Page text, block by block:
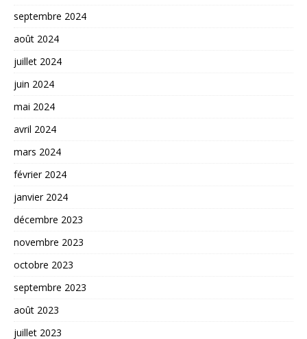
septembre 2024
août 2024
juillet 2024
juin 2024
mai 2024
avril 2024
mars 2024
février 2024
janvier 2024
décembre 2023
novembre 2023
octobre 2023
septembre 2023
août 2023
juillet 2023